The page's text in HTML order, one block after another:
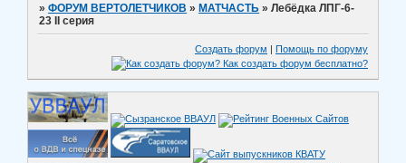
»ФОРУМ ВЕРТОЛЕТЧИКОВ »МАТЧАСТЬ »Лебёдка ЛПГ-6-
23 ІІ серия
Создать форум | Помощь по форуму